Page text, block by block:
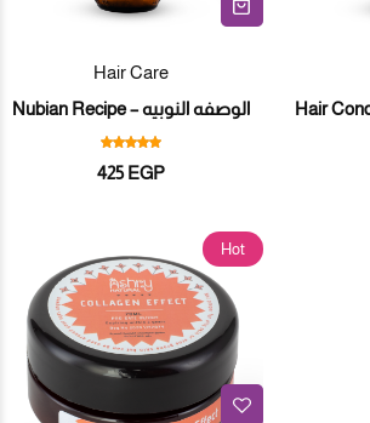
Hair Care
الوصفه النوبيه – Nubian Recipe
425EGP
Hot